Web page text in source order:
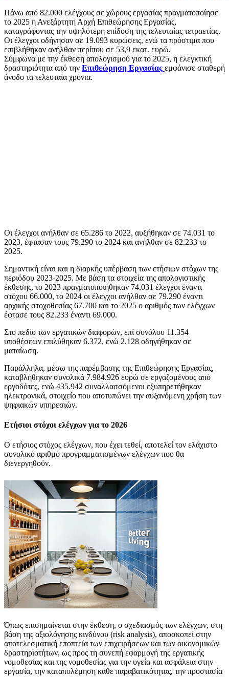
Πάνω από 82.000 ελέγχους σε χώρους εργασίας πραγματοποίησε
το 2025 η Ανεξάρτητη Αρχή Επιθεώρησης Εργασίας,
καταγράφοντας την υψηλότερη επίδοση της τελευταίας τετραετίας.
Οι έλεγχοι οδήγησαν σε 19.093 κυρώσεις, ενώ τα πρόστιμα που
επιβλήθηκαν ανήλθαν περίπου σε 53,9 εκατ. ευρώ.
Σύμφωνα με την έκθεση απολογισμού για το 2025, η ελεγκτική
δραστηριότητα από την Επιθεώρηση Εργασίας εμφάνισε σταθερή
άνοδο τα τελευταία χρόνια.
Οι έλεγχοι ανήλθαν σε 65.286 το 2022, αυξήθηκαν σε 74.031 το
2023, έφτασαν τους 79.290 το 2024 και ανήλθαν σε 82.233 το
2025.
Σημαντική είναι και η διαρκής υπέρβαση των ετήσιων στόχων της
περιόδου 2023-2025. Με βάση τα στοιχεία της απολογιστικής
έκθεσης, το 2023 πραγματοποιήθηκαν 74.031 έλεγχοι έναντι
στόχου 66.000, το 2024 οι έλεγχοι ανήλθαν σε 79.290 έναντι
αρχικής στοχοθεσίας 67.700 και το 2025 ο αριθμός των ελέγχων
έφτασε τους 82.233 έναντι 69.000.
Στο πεδίο των εργατικών διαφορών, επί συνόλου 11.354
υποθέσεων επιλύθηκαν 6.372, ενώ 2.128 οδηγήθηκαν σε
ματαίωση.
Παράλληλα, μέσω της παρέμβασης της Επιθεώρησης Εργασίας,
καταβλήθηκαν συνολικά 7.984.926 ευρώ σε εργαζομένους από
εργοδότες, ενώ 435.942 συναλλασσόμενοι εξυπηρετήθηκαν
ηλεκτρονικά, στοιχείο που αποτυπώνει την αυξανόμενη χρήση των
ψηφιακών υπηρεσιών.
Ετήσιοι στόχοι ελέγχων για το 2026
Ο ετήσιος στόχος ελέγχων, που έχει τεθεί, αποτελεί τον ελάχιστο
συνολικό αριθμό προγραμματισμένων ελέγχων που θα
διενεργηθούν.
Όπως επισημαίνεται στην έκθεση, ο σχεδιασμός των ελέγχων, στη
βάση της αξιολόγησης κινδύνου (risk analysis), αποσκοπεί στην
αποτελεσματική εποπτεία των επιχειρήσεων και των οικονομικών
δραστηριοτήτων, ως προς τη συνεπή εφαρμογή της εργατικής
νομοθεσίας και της νομοθεσίας για την υγεία και ασφάλεια στην
εργασία, την καταπολέμηση κάθε παραβατικότητας, την προστασία